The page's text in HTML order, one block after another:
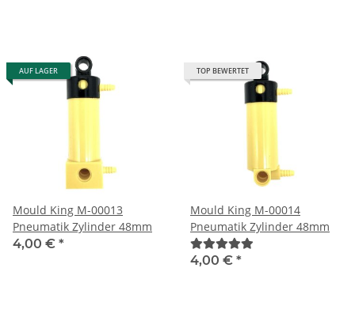
AUF LAGER
Mould King M-00013
Pneumatik Zylinder 48mm
4,00 € *
TOP BEWERTET
Mould King M-00014
Pneumatik Zylinder 48mm
4,00 € *